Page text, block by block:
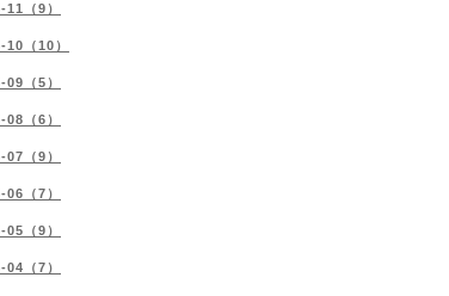
11（9）
10（10）
09（5）
08（6）
07（9）
06（7）
05（9）
04（7）